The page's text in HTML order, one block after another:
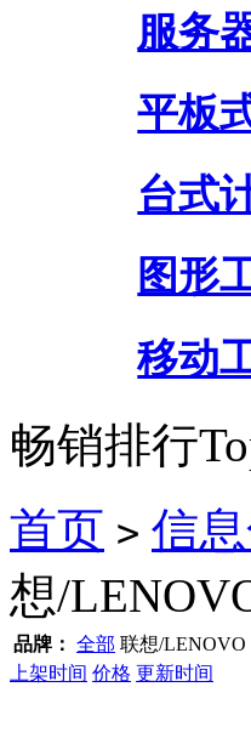
服务
平板
台式
图形
移动
畅销排行
首页 > 信
想/
品牌： 全部 联想/LENOVO
上架时间 价格 更新时间